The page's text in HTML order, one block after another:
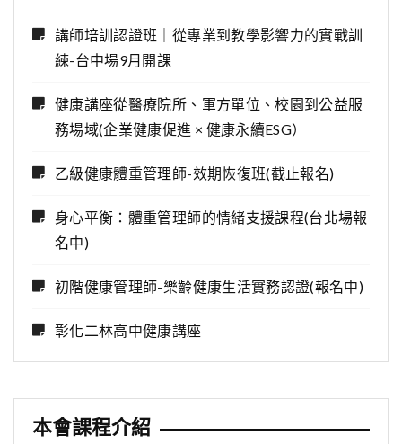
講師培訓認證班｜從專業到教學影響力的實戰訓
練-台中場9月開課
健康講座從醫療院所、軍方單位、校園到公益服
務場域(企業健康促進 × 健康永續ESG）
乙級健康體重管理師-效期恢復班(截止報名)
身心平衡：體重管理師的情緒支援課程(台北場報
名中)
初階健康管理師-樂齡健康生活實務認證(報名中)
彰化二林高中健康講座
本會課程介紹